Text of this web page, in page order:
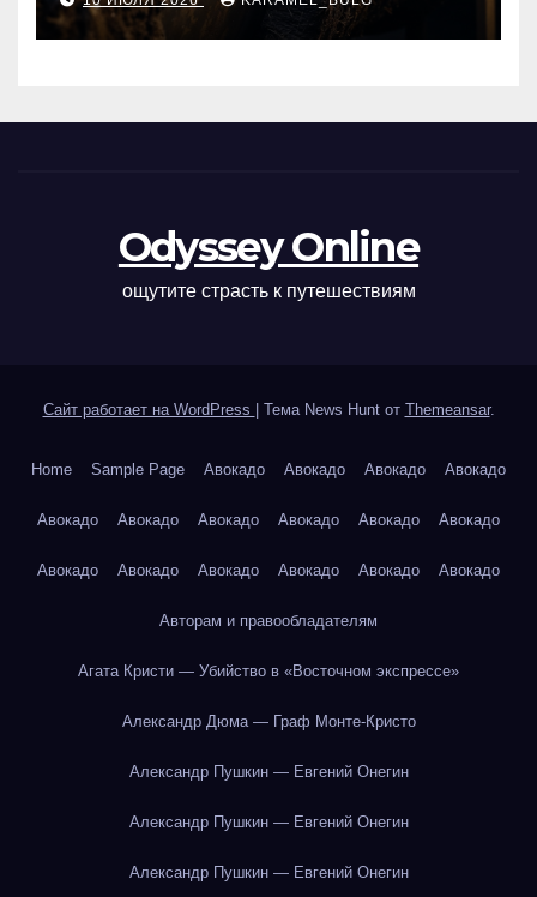
матов
Odyssey Online
ощутите страсть к путешествиям
Сайт работает на WordPress Тема News Hunt от Themeansar.
Home Sample Page Авокадо Авокадо Авокадо Авокадо
Авокадо Авокадо Авокадо Авокадо Авокадо Авокадо
Авокадо Авокадо Авокадо Авокадо Авокадо Авокадо
Авторам и правообладателям
Агата Кристи — Убийство в «Восточном экспрессе»
Александр Дюма — Граф Монте-Кристо
Александр Пушкин — Евгений Онегин
Александр Пушкин — Евгений Онегин
Александр Пушкин — Евгений Онегин